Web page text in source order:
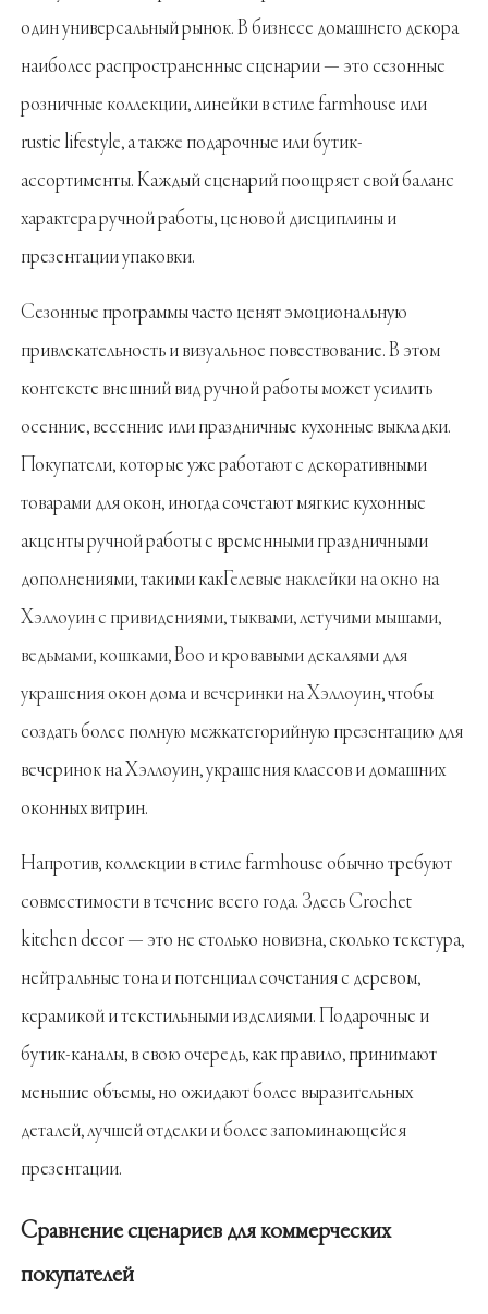
один универсальный рынок. В бизнесе домашнего декора
наиболее распространенные сценарии — это сезонные
розничные коллекции, линейки в стиле farmhouse или
rustic lifestyle, а также подарочные или бутик-
ассортименты. Каждый сценарий поощряет свой баланс
характера ручной работы, ценовой дисциплины и
презентации упаковки.
Сезонные программы часто ценят эмоциональную
привлекательность и визуальное повествование. В этом
контексте внешний вид ручной работы может усилить
осенние, весенние или праздничные кухонные выкладки.
Покупатели, которые уже работают с декоративными
товарами для окон, иногда сочетают мягкие кухонные
акценты ручной работы с временными праздничными
дополнениями, такими какГелевые наклейки на окно на
Хэллоуин с привидениями, тыквами, летучими мышами,
ведьмами, кошками, Boo и кровавыми декалями для
украшения окон дома и вечеринки на Хэллоуин, чтобы
создать более полную межкатегорийную презентацию для
вечеринок на Хэллоуин, украшения классов и домашних
оконных витрин.
Напротив, коллекции в стиле farmhouse обычно требуют
совместимости в течение всего года. Здесь Crochet
kitchen decor — это не столько новизна, сколько текстура,
нейтральные тона и потенциал сочетания с деревом,
керамикой и текстильными изделиями. Подарочные и
бутик-каналы, в свою очередь, как правило, принимают
меньшие объемы, но ожидают более выразительных
деталей, лучшей отделки и более запоминающейся
презентации.
Сравнение сценариев для коммерческих
покупателей